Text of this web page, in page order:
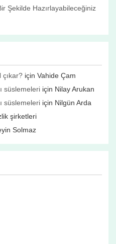
Şekilde Hazırlayabileceğiniz
çıkar? içinVahide Çam
süslemeleri için Nilay Arukan
süslemeleri için Nilgün Arda
şirketleri
Solmaz